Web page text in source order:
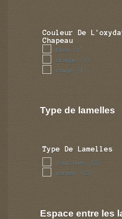
Couleur De
Chapeau
bleu (1)
orange (1)
rouge (1)
Type de lamelles
Type De Lamelles
fourchues (2)
normal (23)
Espace entre les